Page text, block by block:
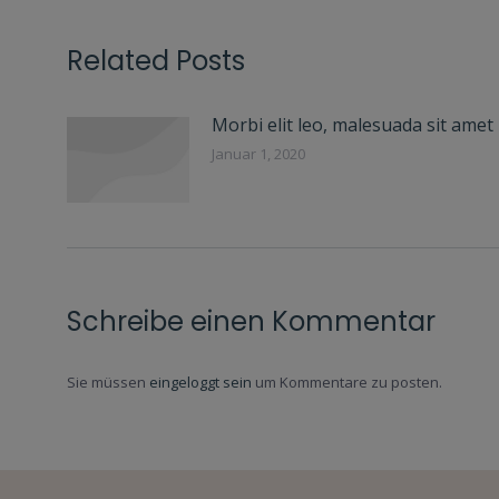
Related Posts
Morbi elit leo, malesuada sit amet
Januar 1, 2020
Schreibe einen Kommentar
Sie müssen eingeloggt sein um Kommentare zu posten.